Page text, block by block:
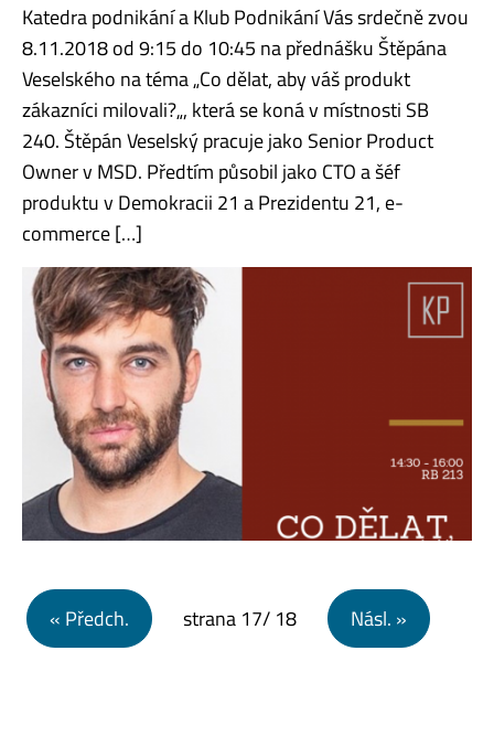
Katedra podnikání a Klub Podnikání Vás srdečně zvou
8.11.2018 od 9:15 do 10:45 na přednášku Štěpána
Veselského na téma „Co dělat, aby váš produkt
zákazníci milovali?„, která se koná v místnosti SB
240. Štěpán Veselský pracuje jako Senior Product
Owner v MSD. Předtím působil jako CTO a šéf
produktu v Demokracii 21 a Prezidentu 21, e-
commerce […]
Navigace pro příspěvky
« Předch. strana 17/ 18 Násl. »